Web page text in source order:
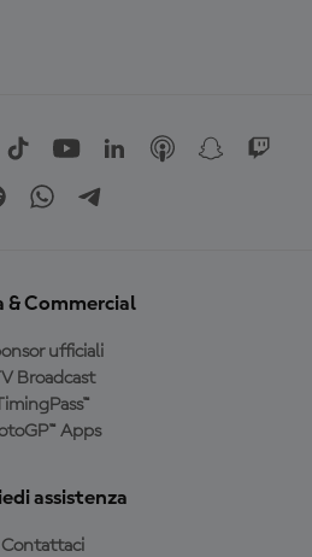
& Commercial
ufficiali
Broadcast
Apps
assistenza
Contattaci